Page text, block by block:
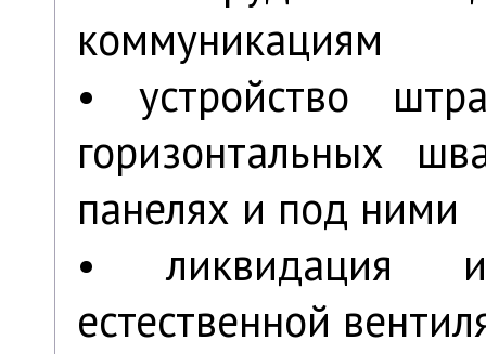
коммуникациям
• устройство
горизонтальных
панелях и под ними
• ликвидация
естественной